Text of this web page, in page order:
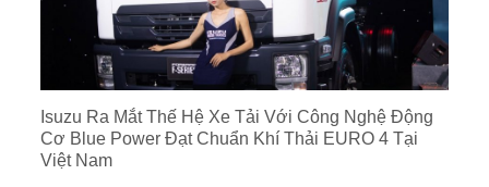
Isuzu Ra Mắt Thế Hệ Xe Tải Với Công Nghệ Động
Cơ Blue Power Đạt Chuẩn Khí Thải EURO 4 Tại
Việt Nam